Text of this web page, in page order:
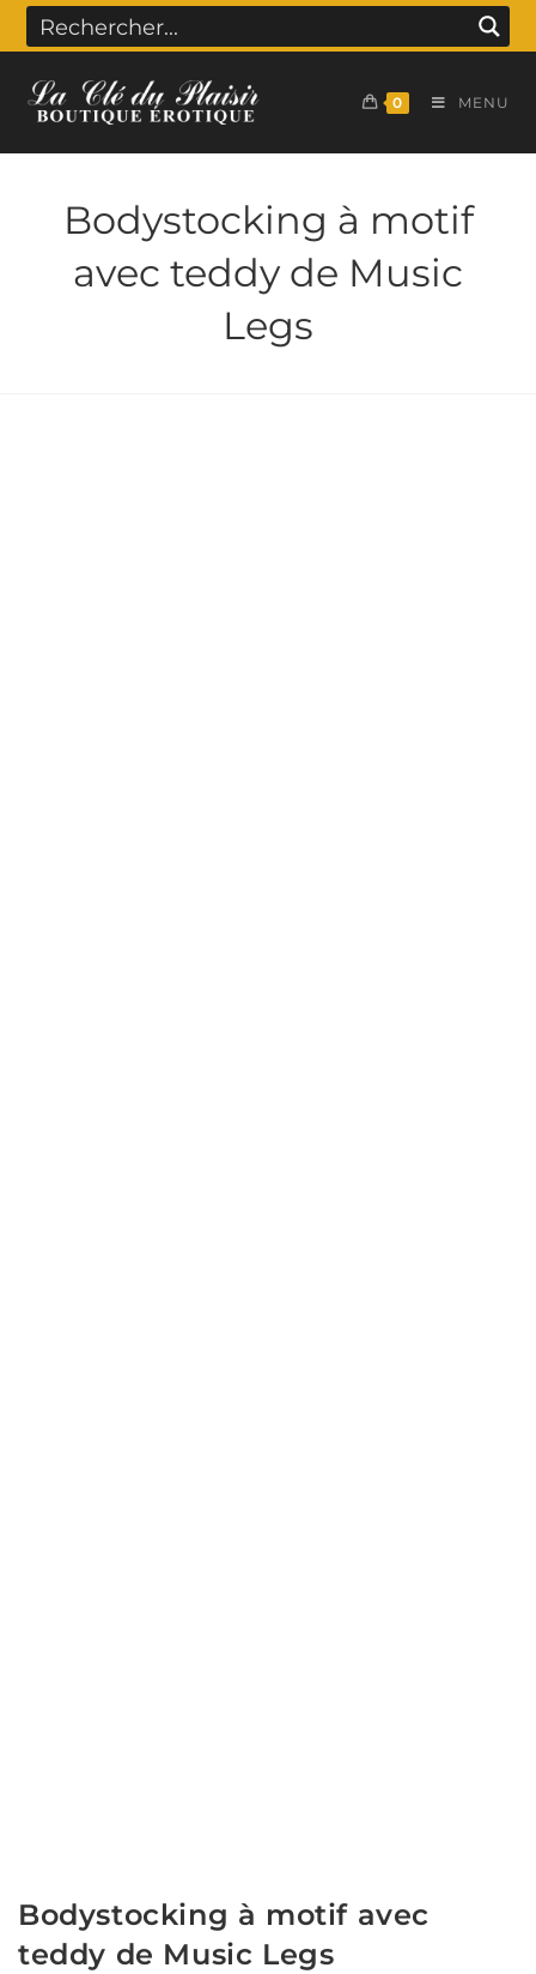
0 MENU
Bodystocking à motif
avec teddy de Music
Legs
Bodystocking à motif avec
teddy de Music Legs